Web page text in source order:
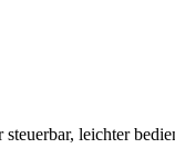
leichter